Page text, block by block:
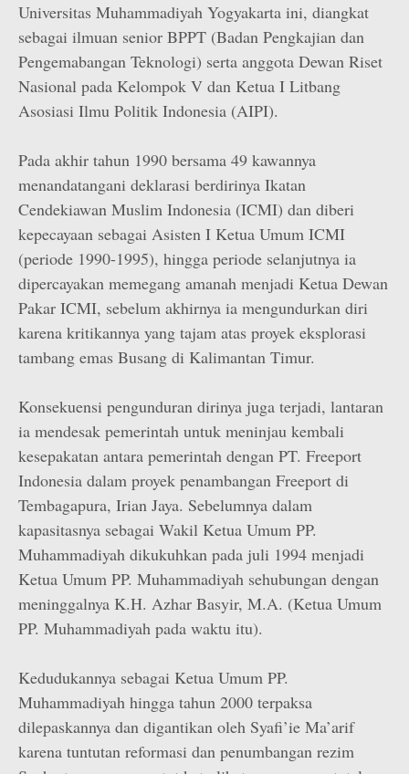
Universitas Muhammadiyah Yogyakarta ini, diangkat
sebagai ilmuan senior BPPT (Badan Pengkajian dan
Pengemabangan Teknologi) serta anggota Dewan Riset
Nasional pada Kelompok V dan Ketua I Litbang
Asosiasi Ilmu Politik Indonesia (AIPI).
Pada akhir tahun 1990 bersama 49 kawannya
menandatangani deklarasi berdirinya Ikatan
Cendekiawan Muslim Indonesia (ICMI) dan diberi
kepecayaan sebagai Asisten I Ketua Umum ICMI
(periode 1990-1995), hingga periode selanjutnya ia
dipercayakan memegang amanah menjadi Ketua Dewan
Pakar ICMI, sebelum akhirnya ia mengundurkan diri
karena kritikannya yang tajam atas proyek eksplorasi
tambang emas Busang di Kalimantan Timur.
Konsekuensi pengunduran dirinya juga terjadi, lantaran
ia mendesak pemerintah untuk meninjau kembali
kesepakatan antara pemerintah dengan PT. Freeport
Indonesia dalam proyek penambangan Freeport di
Tembagapura, Irian Jaya. Sebelumnya dalam
kapasitasnya sebagai Wakil Ketua Umum PP.
Muhammadiyah dikukuhkan pada juli 1994 menjadi
Ketua Umum PP. Muhammadiyah sehubungan dengan
meninggalnya K.H. Azhar Basyir, M.A. (Ketua Umum
PP. Muhammadiyah pada waktu itu).
Kedudukannya sebagai Ketua Umum PP.
Muhammadiyah hingga tahun 2000 terpaksa
dilepaskannya dan digantikan oleh Syafi’ie Ma’arif
karena tuntutan reformasi dan penumbangan rezim